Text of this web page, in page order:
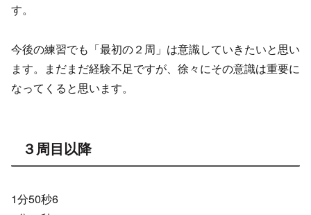
す。
今後の練習でも「最初の２周」は意識していきたいと思い
ます。まだまだ経験不足ですが、徐々にその意識は重要に
なってくると思います。
３周目以降
1分50秒6